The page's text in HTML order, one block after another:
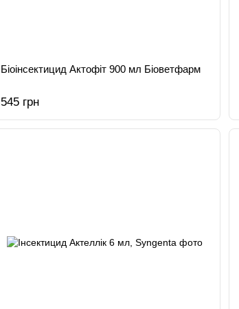
Біоінсектицид Актофіт 900 мл Біоветфарм
545 грн